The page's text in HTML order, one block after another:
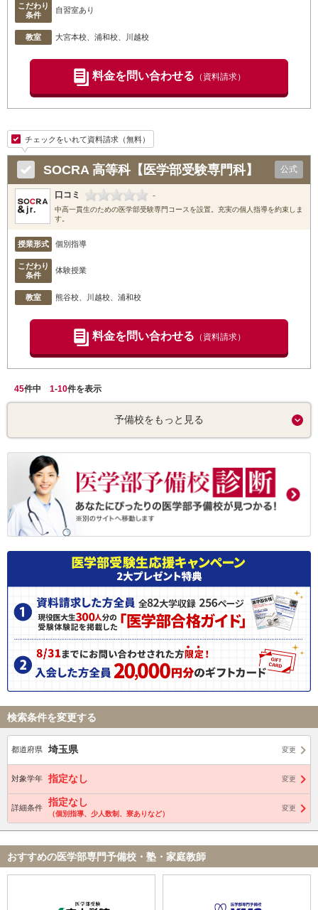
こだわり
条件
自習室あり
教室 大宮本校 、浦和校 、川越校
料金を問い合わせる （資料請求）
チェックをいれて資料請求（無料）
SOCRA 高等科【医学部受験専門科】 公式
口コミ -
中高一貫生のための医学部受験専門コースを設置。充実の個人指導を約束しま
す。
授業形式 個別指導
こだわり
条件
体験授業
教室 熊谷校 、川越校 、浦和校
料金を問い合わせる （資料請求）
45件中 1-10件を表示
予備校をもっと見る
検索条件を変更する
都道府県 埼玉県 変更
対象学年 指定なし 変更
詳細条件 指定なし
（個別指導、少人数制、寮ありなど）
変更
おすすめの医学部専門予備校・塾・家庭教師